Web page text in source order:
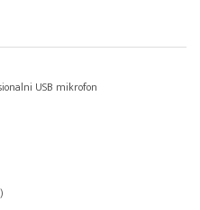
USB mikrofon